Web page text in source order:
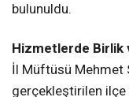
bulunuldu.
Hizmetlerde Birlik
İl Müftüsü Mehmet
gerçekleştirilen ilçe